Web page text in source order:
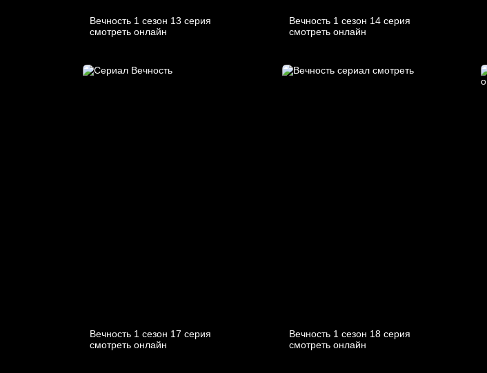
Вечность 1 сезон 13 серия
смотреть онлайн
Вечность 1 сезон 14 серия
смотреть онлайн
Вечность 1 сезон 17 серия
смотреть онлайн
Вечность 1 сезон 18 серия
смотреть онлайн